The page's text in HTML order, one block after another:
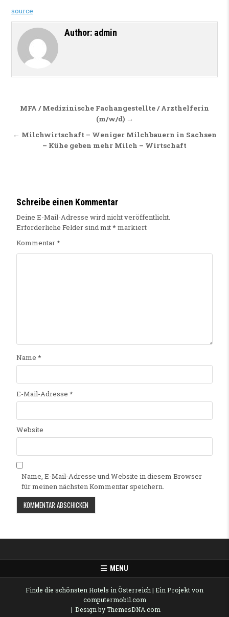
source
Author: admin
Beitragsnavigation
MFA / Medizinische Fachangestellte / Arzthelferin
(m/w/d) →
← Milchwirtschaft – Weniger Milchbauern in Sachsen
– Kühe geben mehr Milch – Wirtschaft
Schreibe einen Kommentar
Deine E-Mail-Adresse wird nicht veröffentlicht.
Erforderliche Felder sind mit* markiert
Kommentar*
Name *
E-Mail-Adresse *
Website
Name, E-Mail-Adresse und Website in diesem Browser
für meinen nächsten Kommentar speichern.
MENU
Finde die schönsten Hotels in Österreich | Ein Projekt von
computermobil.com
Design by ThemesDNA.com